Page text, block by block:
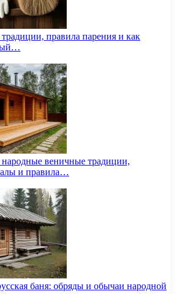
правила парения и как
веничные традиции,
и правила…
баня: обряды и обычаи народной